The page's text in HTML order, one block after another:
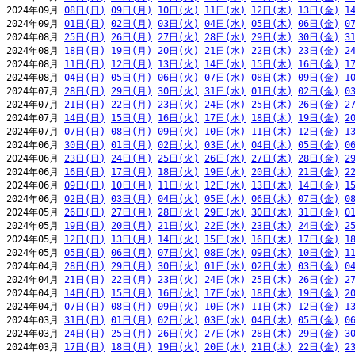
2024年09月 08日(日) 09日(月) 10日(火) 11日(水) 12日(木) 13日(金)
2024年09月 01日(日) 02日(月) 03日(火) 04日(水) 05日(木) 06日(金)
2024年08月 25日(日) 26日(月) 27日(火) 28日(水) 29日(木) 30日(金)
2024年08月 18日(日) 19日(月) 20日(火) 21日(水) 22日(木) 23日(金)
2024年08月 11日(日) 12日(月) 13日(火) 14日(水) 15日(木) 16日(金)
2024年08月 04日(日) 05日(月) 06日(火) 07日(水) 08日(木) 09日(金)
2024年07月 28日(日) 29日(月) 30日(火) 31日(水) 01日(木) 02日(金)
2024年07月 21日(日) 22日(月) 23日(火) 24日(水) 25日(木) 26日(金)
2024年07月 14日(日) 15日(月) 16日(火) 17日(水) 18日(木) 19日(金)
2024年07月 07日(日) 08日(月) 09日(火) 10日(水) 11日(木) 12日(金)
2024年06月 30日(日) 01日(月) 02日(火) 03日(水) 04日(木) 05日(金)
2024年06月 23日(日) 24日(月) 25日(火) 26日(水) 27日(木) 28日(金)
2024年06月 16日(日) 17日(月) 18日(火) 19日(水) 20日(木) 21日(金)
2024年06月 09日(日) 10日(月) 11日(火) 12日(水) 13日(木) 14日(金)
2024年06月 02日(日) 03日(月) 04日(火) 05日(水) 06日(木) 07日(金)
2024年05月 26日(日) 27日(月) 28日(火) 29日(水) 30日(木) 31日(金)
2024年05月 19日(日) 20日(月) 21日(火) 22日(水) 23日(木) 24日(金)
2024年05月 12日(日) 13日(月) 14日(火) 15日(水) 16日(木) 17日(金)
2024年05月 05日(日) 06日(月) 07日(火) 08日(水) 09日(木) 10日(金)
2024年04月 28日(日) 29日(月) 30日(火) 01日(水) 02日(木) 03日(金)
2024年04月 21日(日) 22日(月) 23日(火) 24日(水) 25日(木) 26日(金)
2024年04月 14日(日) 15日(月) 16日(火) 17日(水) 18日(木) 19日(金)
2024年04月 07日(日) 08日(月) 09日(火) 10日(水) 11日(木) 12日(金)
2024年03月 31日(日) 01日(月) 02日(火) 03日(水) 04日(木) 05日(金)
2024年03月 24日(日) 25日(月) 26日(火) 27日(水) 28日(木) 29日(金)
2024年03月 17日(日) 18日(月) 19日(火) 20日(水) 21日(木) 22日(金)